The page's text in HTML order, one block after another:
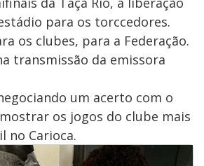
para os torccedores.
os clubes, para a Federação.
transmissão da emissora
um acerto com o
os jogos do clube mais
no Carioca.